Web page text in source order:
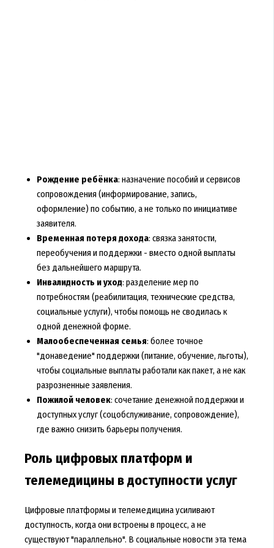
Рождение ребёнка: назначение пособий и сервисов
сопровождения (информирование, запись,
оформление) по событию, а не только по инициативе
заявителя.
Временная потеря дохода: связка занятости,
переобучения и поддержки - вместо одной выплаты
без дальнейшего маршрута.
Инвалидность и уход: разделение мер по
потребностям (реабилитация, технические средства,
социальные услуги), чтобы помощь не сводилась к
одной денежной форме.
Малообеспеченная семья: более точное
"донаведение" поддержки (питание, обучение, льготы),
чтобы социальные выплаты работали как пакет, а не как
разрозненные заявления.
Пожилой человек: сочетание денежной поддержки и
доступных услуг (соцобслуживание, сопровождение),
где важно снизить барьеры получения.
Роль цифровых платформ и
телемедицины в доступности услуг
Цифровые платформы и телемедицина усиливают
доступность, когда они встроены в процесс, а не
существуют "параллельно". В социальные новости эта тема